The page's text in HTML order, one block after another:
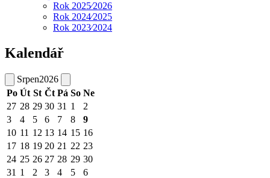
Rok 2025⁄2026
Rok 2024⁄2025
Rok 2023⁄2024
Kalendář
Srpen2026
Po Út St Čt Pá So Ne
27 28 29 30 31 1
2
3
4 5 6 7 8
9
10 11 12 13 14 15 16
17 18 19 20 21 22 23
24 25 26 27 28 29 30
31 1 2 3 4 5 6